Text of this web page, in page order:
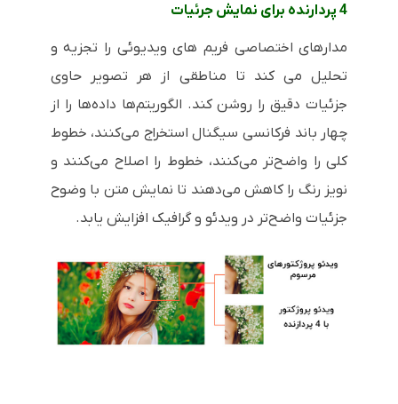
4 پردارنده برای نمایش جرئیات
مدارهای اختصاصی فریم های ویدیوئی را تجزیه و
تحلیل می کند تا مناطقی از هر تصویر حاوی
جزئیات دقیق را روشن کند. الگوریتم‌ها داده‌ها را از
چهار باند فرکانسی سیگنال استخراج می‌کنند، خطوط
کلی را واضح‌تر می‌کنند، خطوط را اصلاح می‌کنند و
نویز رنگ را کاهش می‌دهند تا نمایش متن با وضوح
جزئیات واضح‌تر در ویدئو و گرافیک افزایش یابد.